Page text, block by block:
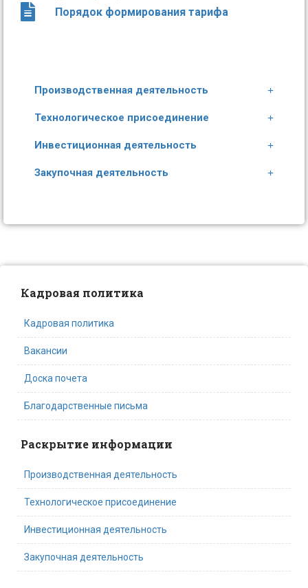
Порядок формирования тарифа
Производственная деятельность
Технологическое присоединение
Инвестиционная деятельность
Закупочная деятельность
Кадровая политика
Кадровая политика
Вакансии
Доска почета
Благодарственные письма
Раскрытие информации
Производственная деятельность
Технологическое присоединение
Инвестиционная деятельность
Закупочная деятельность